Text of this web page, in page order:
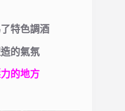
特色調酒
的氣氛
的地方